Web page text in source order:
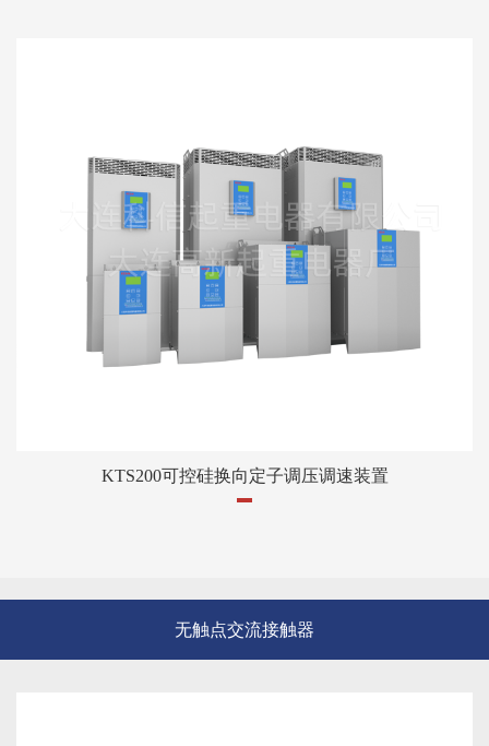
KTS200可控硅换向定子调压调速装置
无触点交流接触器